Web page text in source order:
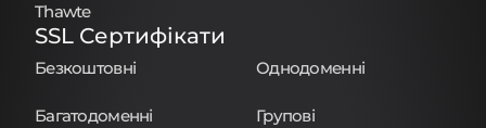
Thawte
SSL Сертифікати
Безкоштовні Однодоменні
Багатодоменні Групові